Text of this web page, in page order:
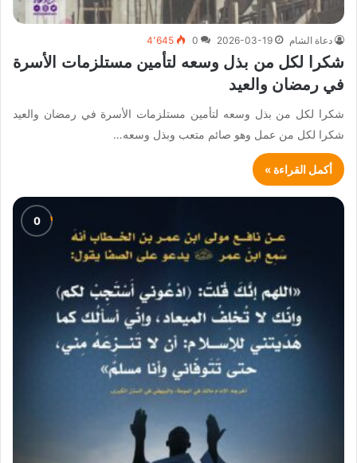
دعاة الشام 2026-03-19
0 4٬645
شكرا لكل من بذل وسعه لتأمين مستلزمات الأسرة
في رمضان والعيد
شكرا لكل من بذل وسعه لتأمين مستلزمات الأسرة في رمضان والعيد
شكرا لكل من عمل وهو صائم متعب وبذل وسعه…
أكمل القراءة »